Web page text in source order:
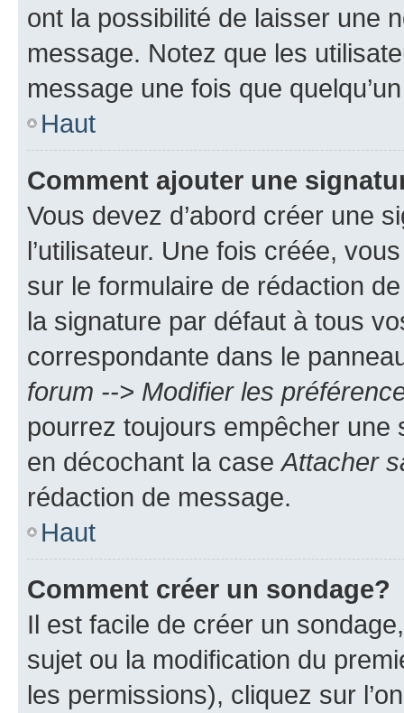
ont la possibilité de laisser une
message. Notez que les
message une fois que
Haut
Comment ajouter une
Vous devez d’abord créer une
l’utilisateur. Une fois créée,
sur le formulaire de rédaction
la signature par défaut à tous
correspondante dans le
forum --> Modifier les
pourrez toujours empêcher une
en décochant la case Attacher
rédaction de message.
Haut
Comment créer un sondage?
Il est facile de créer un
sujet ou la modification du
les permissions), cliquez sur